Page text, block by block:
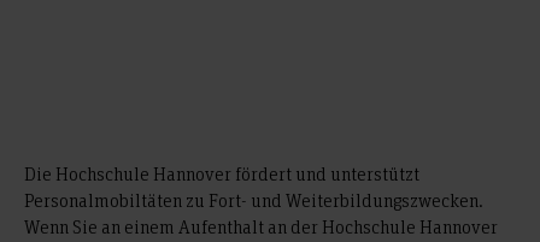
Die Hochschule Hannover fördert und unterstützt
Personalmobiltäten zu Fort- und Weiterbildungszwecken.
Wenn Sie an einem Aufenthalt an der Hochschule Hannover